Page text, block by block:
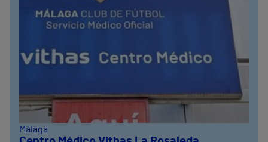
Málaga